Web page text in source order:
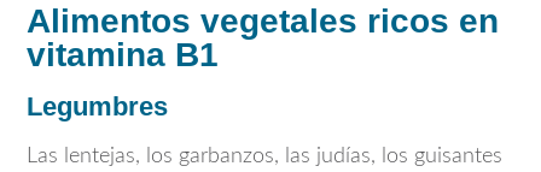
Alimentos vegetales ricos en
vitamina B1
Legumbres
Las lentejas, los garbanzos, las judías, los guisantes